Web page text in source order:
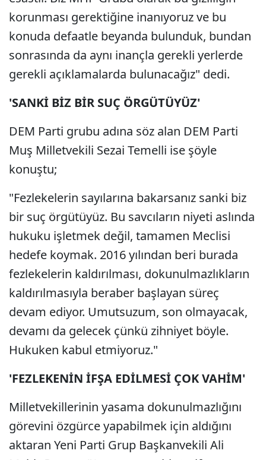
korunması gerektiğine inanıyoruz ve bu
konuda defaatle beyanda bulunduk, bundan
sonrasında da aynı inançla gerekli yerlerde
gerekli açıklamalarda bulunacağız" dedi.
'SANKİ BİZ BİR SUÇ ÖRGÜTÜYÜZ'
DEM Parti grubu adına söz alan DEM Parti
Muş Milletvekili Sezai Temelli ise şöyle
konuştu;
"Fezlekelerin sayılarına bakarsanız sanki biz
bir suç örgütüyüz. Bu savcıların niyeti aslında
hukuku işletmek değil, tamamen Meclisi
hedefe koymak. 2016 yılından beri burada
fezlekelerin kaldırılması, dokunulmazlıkların
kaldırılmasıyla beraber başlayan süreç
devam ediyor. Umutsuzum, son olmayacak,
devamı da gelecek çünkü zihniyet böyle.
Hukuken kabul etmiyoruz."
'FEZLEKENİN İFŞA EDİLMESİ ÇOK VAHİM'
Milletvekillerinin yasama dokunulmazlığını
görevini özgürce yapabilmek için aldığını
aktaran Yeni Parti Grup Başkanvekili Ali